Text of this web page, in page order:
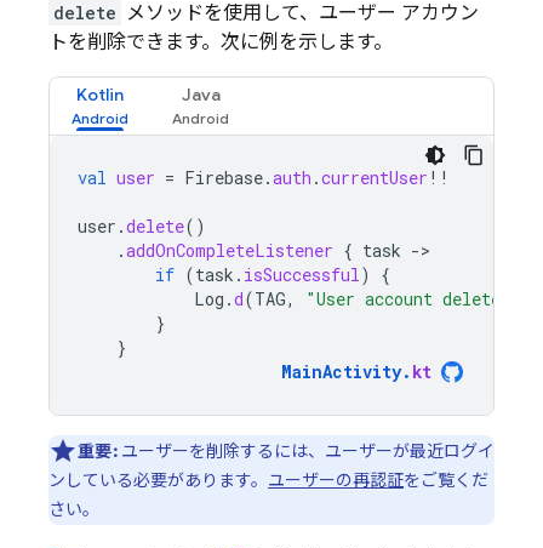
delete メソッドを使用して、ユーザー アカウン
トを削除できます。次に例を示します。
Kotlin Java
val user = Firebase.auth .currentUser !!
user .delete()
.addOnCompleteListener { task -
if (task . isSuccessful)
{
Log .d(TAG, "User account deleted."
}
}
MainActivity. kt
重要:ユーザーを削除するには、ユーザーが最近ログイ
ンしている必要があります。 ユーザーの再認証をご覧くだ
さい。